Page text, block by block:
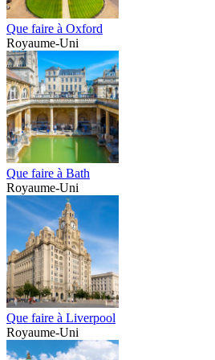
Que faire à Oxford
Royaume-Uni
Que faire à Bath
Royaume-Uni
Que faire à Liverpool
Royaume-Uni